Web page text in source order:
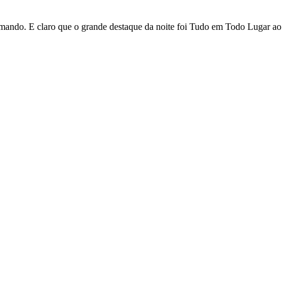
E claro que o grande destaque da noite foi Tudo em Todo Lugar ao